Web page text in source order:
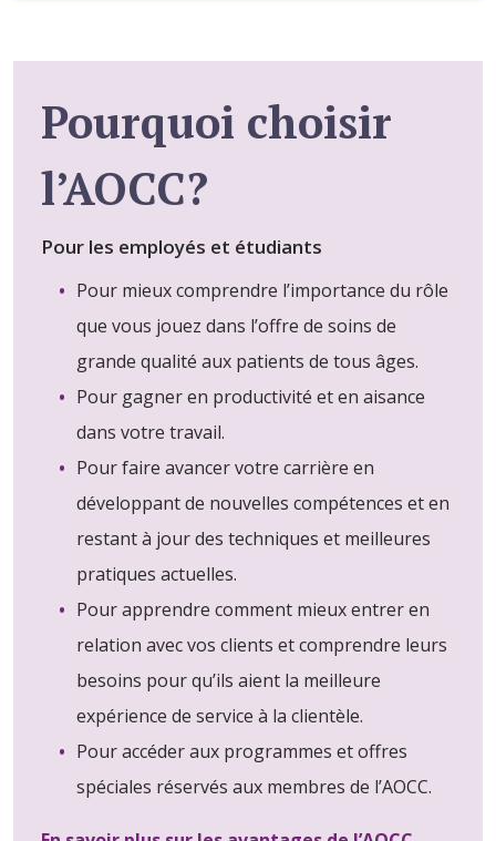
Pourquoi choisir
l’AOCC?
Pour les employés et étudiants
Pour mieux comprendre l’importance du rôle
que vous jouez dans l’offre de soins de
grande qualité aux patients de tous âges.
Pour gagner en productivité et en aisance
dans votre travail.
Pour faire avancer votre carrière en
développant de nouvelles compétences et en
restant à jour des techniques et meilleures
pratiques actuelles.
Pour apprendre comment mieux entrer en
relation avec vos clients et comprendre leurs
besoins pour qu’ils aient la meilleure
expérience de service à la clientèle.
Pour accéder aux programmes et offres
spéciales réservés aux membres de l’AOCC.